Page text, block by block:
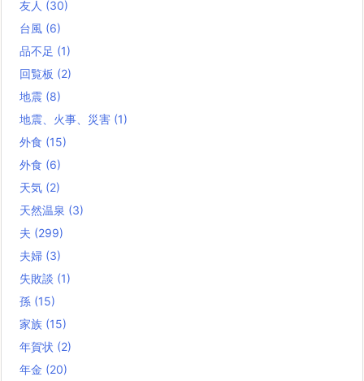
友人 (30)
台風 (6)
品不足 (1)
回覧板 (2)
地震 (8)
地震、火事、災害 (1)
外食 (15)
外食 (6)
天気 (2)
天然温泉 (3)
夫 (299)
夫婦 (3)
失敗談 (1)
孫 (15)
家族 (15)
年賀状 (2)
年金 (20)